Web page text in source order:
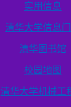
实用信息
清华大学信息
清华图书馆
校园地图
清华大学机械工